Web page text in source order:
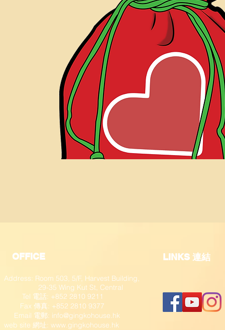
OFFICE
Address: Room 503, 5/F, Harvest Building,
29-35 Wing Kut St, Central
Tel 電話: +852 2810 9211
Fax 傳真: +852 2810 9377
​ Email 電郵: info@gingkohouse.hk
web site 網址: www.gingkohouse.hk
​LINKS 連結